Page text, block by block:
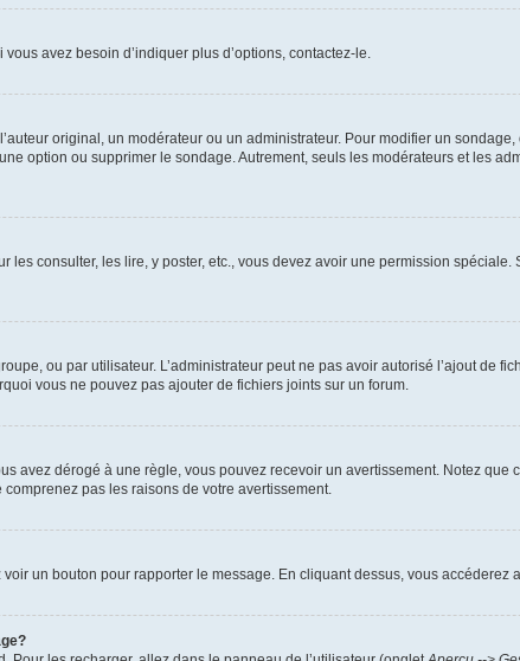
avez besoin d’indiquer plus d’options, contactez-le.
original, un modérateur ou un administrateur. Pour modifier un
option ou supprimer le sondage. Autrement, seuls les modérateurs et les
consulter, les lire, y poster, etc., vous devez avoir une permission
ou par utilisateur. L’administrateur peut ne pas avoir autorisé l’ajout de
vous ne pouvez pas ajouter de fichiers joints sur un forum.
dérogé à une règle, vous pouvez recevoir un avertissement. Notez que
pas les raisons de votre avertissement.
un bouton pour rapporter le message. En cliquant dessus, vous accéderez